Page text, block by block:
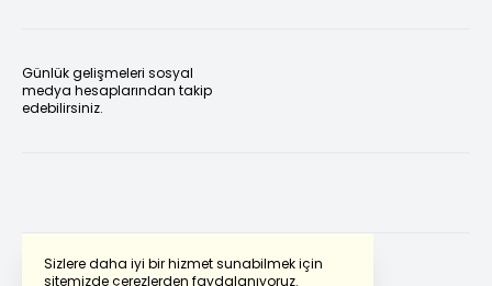
Sizlere daha iyi bir hizmet sunabilmek için
sitemizde çerezlerden faydalanıyoruz.
Günlük gelişmeleri sosyal
medya hesaplarından takip
edebilirsiniz.